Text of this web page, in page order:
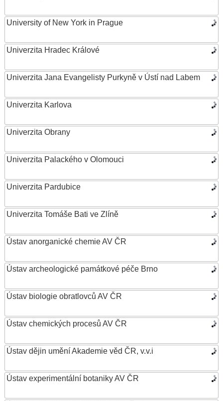
University of New York in Prague
Univerzita Hradec Králové
Univerzita Jana Evangelisty Purkyně v Ústí nad Labem
Univerzita Karlova
Univerzita Obrany
Univerzita Palackého v Olomouci
Univerzita Pardubice
Univerzita Tomáše Bati ve Zlíně
Ústav anorganické chemie AV ČR
Ústav archeologické památkové péče Brno
Ústav biologie obratlovců AV ČR
Ústav chemických procesů AV ČR
Ústav dějin umění Akademie věd ČR, v.v.i
Ústav experimentální botaniky AV ČR